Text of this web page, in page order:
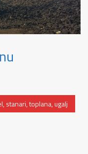
,stanari,toplana,ugalj